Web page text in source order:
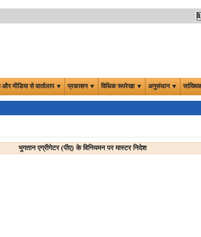
और मीडिया से वार्तालाप ▼ प्रकाशन ▼ विधिक रूपरेखा ▼ अनुसंधान ▼
भुगतान एग्रीगेटर (पीए) के विनियमन पर मास्टर निदेश